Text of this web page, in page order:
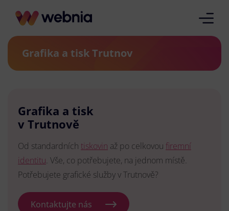
Grafika a tisk Trutnov
Grafika a tisk
v Trutnově
Od standardních tiskovin až po celkovou firemní
identitu. Vše, co potřebujete, na jednom místě.
Potřebujete grafické služby v Trutnově?
Kontaktujte nás